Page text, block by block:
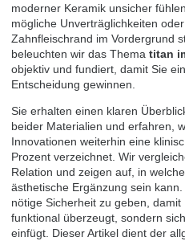
moderner Keramik unsicher
mögliche Unverträglichkeiten
Zahnfleischrand im Vordergrund
beleuchten wir das Thema titan
objektiv und fundiert, damit Sie
Entscheidung gewinnen.
Sie erhalten einen klaren
beider Materialien und erfahren,
Innovationen weiterhin eine
Prozent verzeichnet. Wir
Relation und zeigen auf, in
ästhetische Ergänzung sein
nötige Sicherheit zu geben,
funktional überzeugt, sondern
einfügt. Dieser Artikel dient der